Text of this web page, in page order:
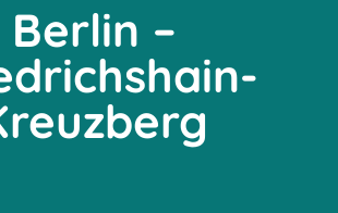
Berlin –